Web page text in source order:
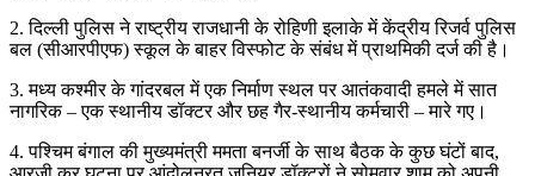
2. दिल्ली पुलिस ने राष्ट्रीय राजधानी के रोहिणी इलाके में केंद्रीय रिजर्व पुलिस
बल (सीआरपीएफ) स्कूल के बाहर विस्फोट के संबंध में प्राथमिकी दर्ज की है।
3. मध्य कश्मीर के गांदरबल में एक निर्माण स्थल पर आतंकवादी हमले में सात
नागरिक – एक स्थानीय डॉक्टर और छह गैर-स्थानीय कर्मचारी – मारे गए।
4. पश्चिम बंगाल की मुख्यमंत्री ममता बनर्जी के साथ बैठक के कुछ घंटों बाद,